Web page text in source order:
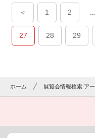
＜ 1 2
27 28 29
ホーム 展覧会情報検索 ア